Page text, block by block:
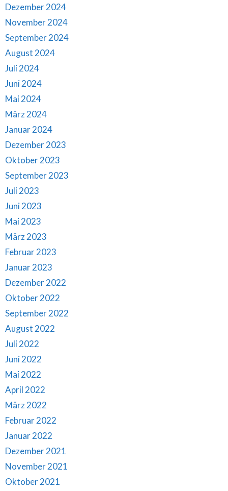
Dezember 2024
November 2024
September 2024
August 2024
Juli 2024
Juni 2024
Mai 2024
März 2024
Januar 2024
Dezember 2023
Oktober 2023
September 2023
Juli 2023
Juni 2023
Mai 2023
März 2023
Februar 2023
Januar 2023
Dezember 2022
Oktober 2022
September 2022
August 2022
Juli 2022
Juni 2022
Mai 2022
April 2022
März 2022
Februar 2022
Januar 2022
Dezember 2021
November 2021
Oktober 2021